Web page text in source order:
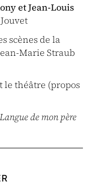
et Jean-Louis
scènes de la
Marie Straub
le théâtre (propos
de mon père